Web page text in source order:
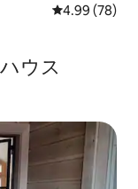
レビュー78
4.99 (78)
ウス